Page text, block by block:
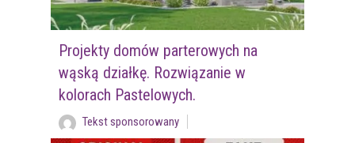
Projekty domów parterowych na
wąską działkę. Rozwiązanie w
kolorach Pastelowych.
Tekst sponsorowany